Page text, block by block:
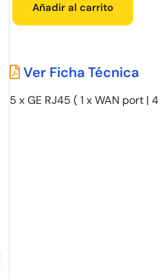
Añadir al carrito
Ver Ficha Técnica
5 x GE RJ45 ( 1 x WAN port |